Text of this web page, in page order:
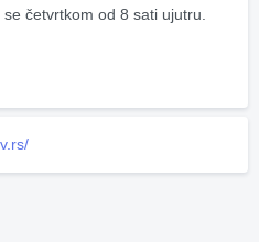
četvrtkom od 8 sati ujutru.